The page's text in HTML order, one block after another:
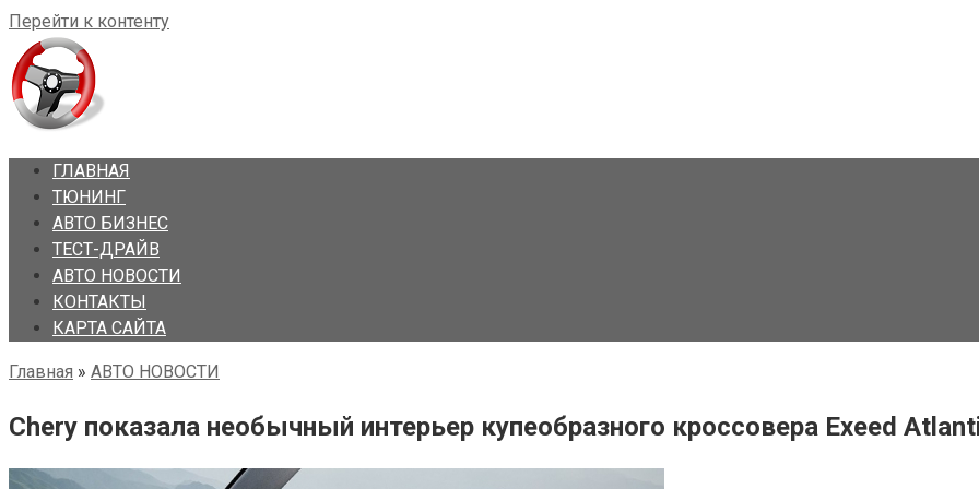
Перейти к контенту
ГЛАВНАЯ
ТЮНИНГ
АВТО БИЗНЕС
ТЕСТ-ДРАЙВ
АВТО НОВОСТИ
КОНТАКТЫ
КАРТА САЙТА
Главная » АВТО НОВОСТИ
Chery показала необычный интерьер купеобразного кроссовера Exeed